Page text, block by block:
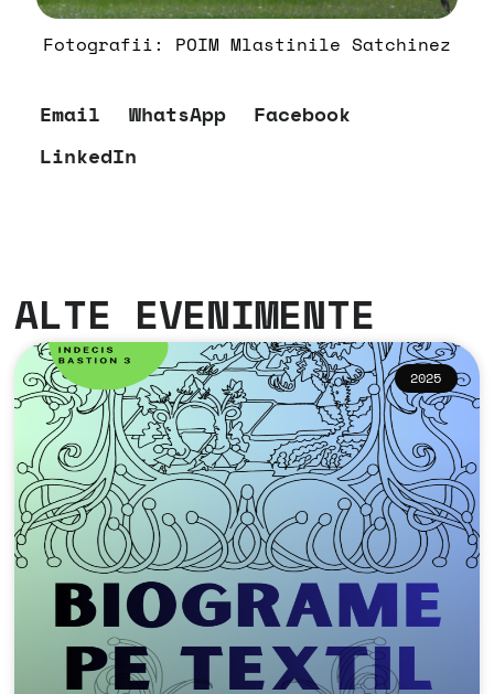
Fotografii: POIM Mlastinile Satchinez
Email WhatsApp
Facebook
LinkedIn
ALTE EVENIMENTE
2025